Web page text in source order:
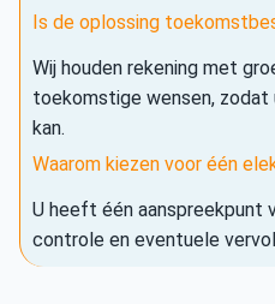
Is de oplossing
Wij houden rekening met
toekomstige wensen, zodat
kan.
Waarom kiezen voor één
U heeft één aanspreekpunt
controle en eventuele